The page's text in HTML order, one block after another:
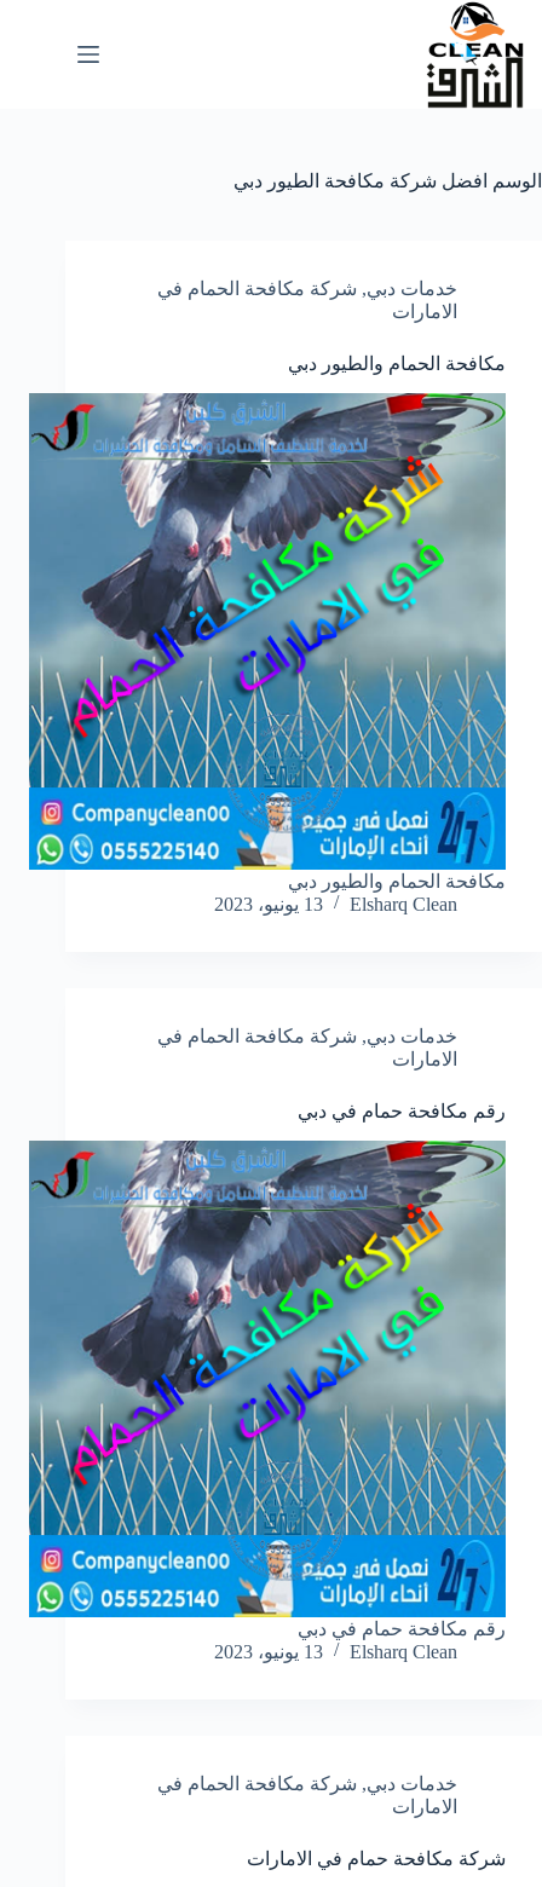
التجاوز
المحتوى
الوسم افضل شركة مكافحة الطيور دبي
خدمات دبي, شركة مكافحة الحمام في
الامارات
مكافحة الحمام والطيور دبي
مكافحة الحمام والطيور دبي
Elsharq Clean
13 يونيو، 2023
خدمات دبي, شركة مكافحة الحمام في
الامارات
رقم مكافحة حمام في دبي
رقم مكافحة حمام في دبي
Elsharq Clean
13 يونيو، 2023
خدمات دبي, شركة مكافحة الحمام في
الامارات
شركة مكافحة حمام في الامارات